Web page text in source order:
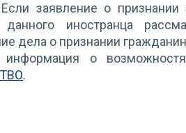
Если заявление о
данного иностранца
дела о признании
информация о
.